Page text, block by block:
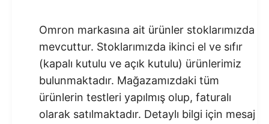
Omron markasına ait ürünler stoklarımızda
mevcuttur. Stoklarımızda ikinci el ve sıfır
(kapalı kutulu ve açık kutulu) ürünlerimiz
bulunmaktadır.​ Mağazamızdaki tüm
ürünlerin testleri yapılmış olup, faturalı
olarak satılmaktadır. Detaylı bilgi için mesaj